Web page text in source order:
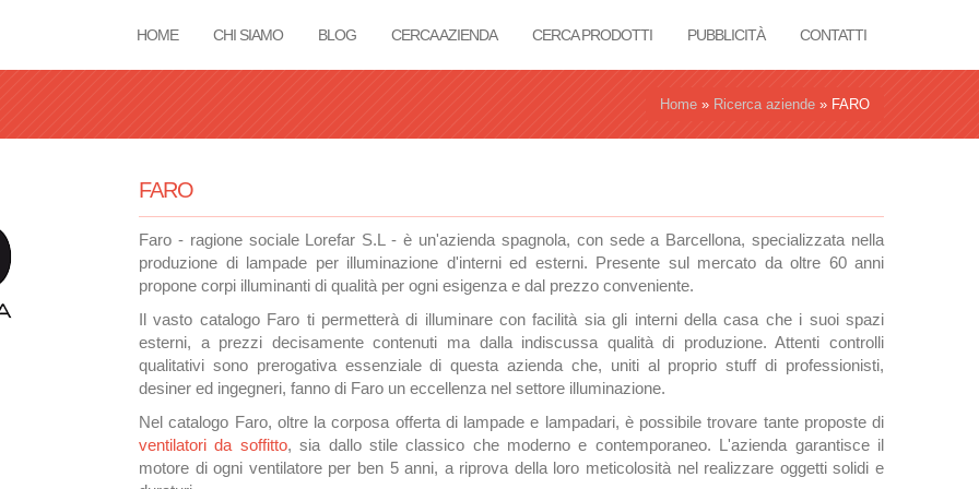
HOME CHI SIAMO BLOG CERCA AZIENDA CERCA PRODOTTI PUBBLICITÀ CONTATTI
Home » Ricerca aziende » FARO
FARO
Faro - ragione sociale Lorefar S.L - è un'azienda spagnola, con sede a Barcellona, specializzata nella
produzione di lampade per illuminazione d'interni ed esterni. Presente sul mercato da oltre 60 anni
propone corpi illuminanti di qualità per ogni esigenza e dal prezzo conveniente.
Il vasto catalogo Faro ti permetterà di illuminare con facilità sia gli interni della casa che i suoi spazi
esterni, a prezzi decisamente contenuti ma dalla indiscussa qualità di produzione. Attenti controlli
qualitativi sono prerogativa essenziale di questa azienda che, uniti al proprio stuff di professionisti,
desiner ed ingegneri, fanno di Faro un eccellenza nel settore illuminazione.
Nel catalogo Faro, oltre la corposa offerta di lampade e lampadari, è possibile trovare tante proposte di
ventilatori da soffitto, sia dallo stile classico che moderno e contemporaneo. L'azienda garantisce il
motore di ogni ventilatore per ben 5 anni, a riprova della loro meticolosità nel realizzare oggetti solidi e